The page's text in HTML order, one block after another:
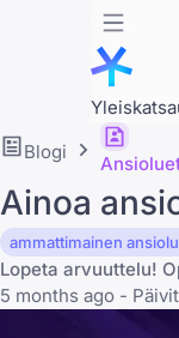
Blogi
Ainoa
ammattimainen
Lopeta arvuuttelu!
5 months ago -